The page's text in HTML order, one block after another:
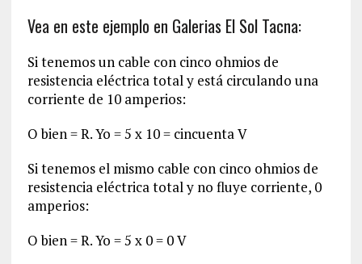
Vea en este ejemplo en Galerias El Sol Tacna:
Si tenemos un cable con cinco ohmios de
resistencia eléctrica total y está circulando una
corriente de 10 amperios:
O bien = R. Yo = 5 x 10 = cincuenta V
Si tenemos el mismo cable con cinco ohmios de
resistencia eléctrica total y no fluye corriente, 0
amperios:
O bien = R. Yo = 5 x 0 = 0 V